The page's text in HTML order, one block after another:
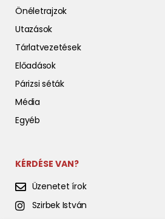
Önéletrajzok
Utazások
Tárlatvezetések
Előadások
Párizsi séták
Média
Egyéb
KÉRDÉSE VAN?
Üzenetet írok
Szirbek István